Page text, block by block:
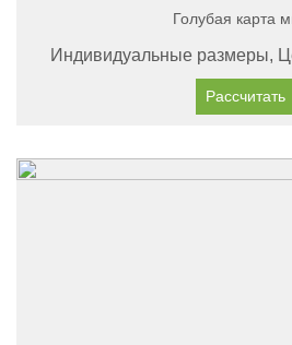
Голубая карта
Индивидуальные размеры,
Рассчитать